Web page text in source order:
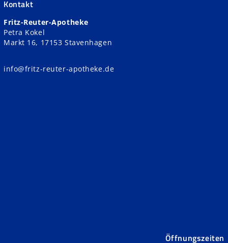
Kontakt
Fritz-Reuter-Apotheke
Petra Kokel
Markt 16, 17153 Stavenhagen
info@fritz-reuter-apotheke.de
Öffnungszeiten